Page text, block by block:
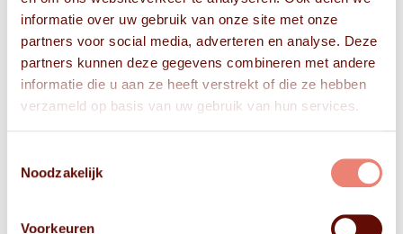
informatie over uw gebruik van onze site met onze
partners voor social media, adverteren en analyse. Deze
partners kunnen deze gegevens combineren met andere
informatie die u aan ze heeft verstrekt of die ze hebben
verzameld op basis van uw gebruik van hun services.
Noodzakelijk
Voorkeuren